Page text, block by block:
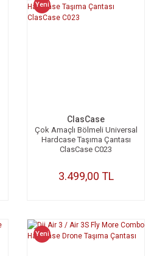
Yeni
ClasCase
Çok Amaçlı Bölmeli Universal
Hardcase Taşıma Çantası
ClasCase C023
3.499,00 TL
Yeni